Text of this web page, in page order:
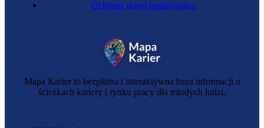
Mapa Karier to bezpłatna i interaktywna baza informacji o
ścieżkach kariery i rynku pracy dla młodych ludzi.
Ochrona przed nadużyciami